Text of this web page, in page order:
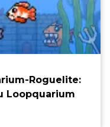
Roguelite:
Loopquarium